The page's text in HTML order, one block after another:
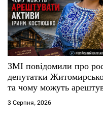
ЗМІ повідомили про
депутатки
та чому можуть
3 Серпня, 2026